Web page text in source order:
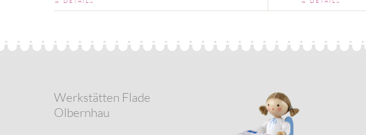
Werkstätten Flade
Olbernhau